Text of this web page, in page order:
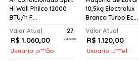
Hi Wall Philco 12000
BTU/h F...
Valor Atual
R$ 1.060,00
Usuario: p***ão
27
Lances
10,5kg Electrolux
Branca Turbo Ec...
Valor Atual
R$ 1.120,00
Usuario: J***el